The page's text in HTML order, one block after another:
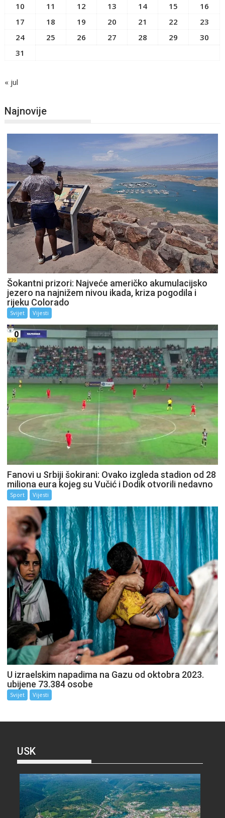
10
11 12 13 14 15
16
17
18 19 20 21 22
23
24
25 26 27 28 29
30
31
« jul
Najnovije
Šokantni prizori: Najveće američko akumulacijsko
jezero na najnižem nivou ikada, kriza pogodila i
rijeku Colorado
Svijet Vijesti
Fanovi u Srbiji šokirani: Ovako izgleda stadion od 28
miliona eura kojeg su Vučić i Dodik otvorili nedavno
Sport Vijesti
U izraelskim napadima na Gazu od oktobra 2023.
ubijene 73.384 osobe
Svijet Vijesti
USK